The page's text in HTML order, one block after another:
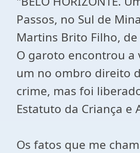
Passos, no Sul de
Martins Brito Filho,
O garoto encontrou a
um no ombro direito
crime, mas foi
Estatuto da Criança e
Os fatos que me